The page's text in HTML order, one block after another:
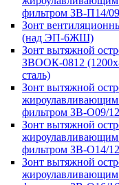
фильтром ЗВ-П14/
Зонт
(над ЭП-6ЖШ)
Зонт вытяжной
ЗВООК-0812
сталь)
Зонт вытяжной
фильтром ЗВ-О09/
Зонт вытяжной
фильтром ЗВ-О14/
Зонт вытяжной